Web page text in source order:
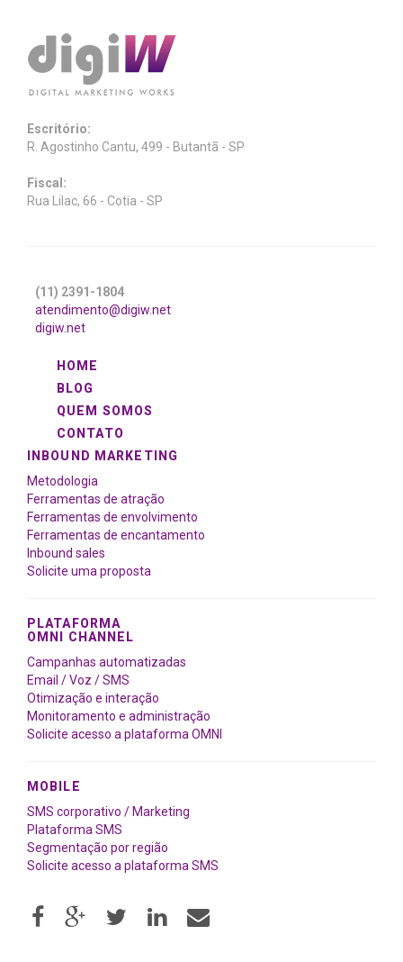
Escritório:
R. Agostinho Cantu, 499 - Butantã - SP
Fiscal:
Rua Lilac, 66 - Cotia - SP
(11) 2391-1804
atendimento@digiw.net
digiw.net
HOME
BLOG
QUEM SOMOS
CONTATO
INBOUND MARKETING
Metodologia
Ferramentas de atração
Ferramentas de envolvimento
Ferramentas de encantamento
Inbound sales
Solicite uma proposta
PLATAFORMA
OMNI CHANNEL
Campanhas automatizadas
Email / Voz / SMS
Otimização e interação
Monitoramento e administração
Solicite acesso a plataforma OMNI
MOBILE
SMS corporativo / Marketing
Plataforma SMS
Segmentação por região
Solicite acesso a plataforma SMS